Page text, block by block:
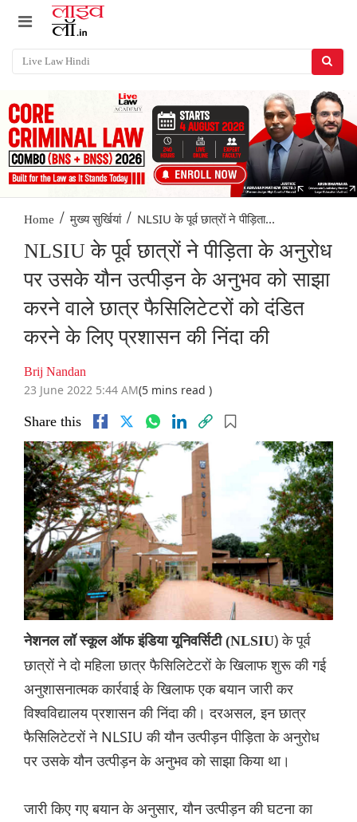
Home / मुख्य सुर्खियां / NLSIU के पूर्व छात्रों ने पीड़िता...
NLSIU के पूर्व छात्रों ने पीड़िता के अनुरोध
पर उसके यौन उत्पीड़न के अनुभव को साझा
करने वाले छात्र फैसिलिटेटरों को दंडित
करने के लिए प्रशासन की निंदा की
Brij Nandan
23 June 2022 5:44 AM(5 mins read )
Share this
नेशनल लॉ स्कूल ऑफ इंडिया यूनिवर्सिटी (NLSIU) के पूर्व
छात्रों ने दो महिला छात्र फैसिलिटेटरों के खिलाफ शुरू की गई
अनुशासनात्मक कार्रवाई के खिलाफ एक बयान जारी कर
विश्वविद्यालय प्रशासन की निंदा की। दरअसल, इन छात्र
फैसिलिटेटरों ने NLSIU की यौन उत्पीड़न पीड़िता के अनुरोध
पर उसके यौन उत्पीड़न के अनुभव को साझा किया था।
जारी किए गए बयान के अनुसार, यौन उत्पीड़न की घटना का